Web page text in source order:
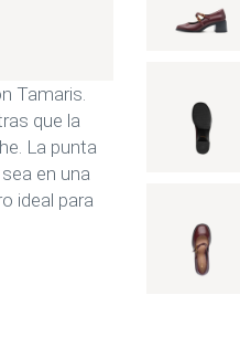
Tamaris.
que la
La punta
en una
ideal para